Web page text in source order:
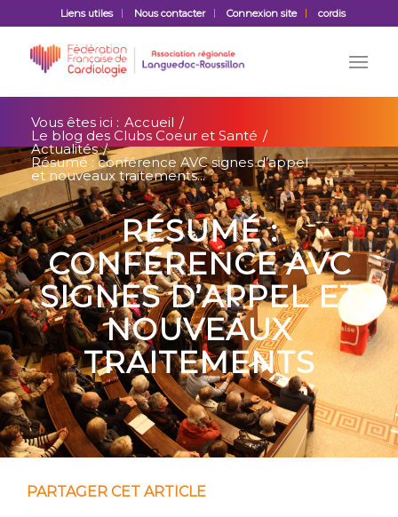
Liens utiles Nous contacter Connexion site cordis
Vous êtes ici : Accueil /
Le blog des Clubs Coeur et Santé /
Actualités /
Résumé : conférence AVC signes d’appel
et nouveaux traitements...
RÉSUMÉ :
CONFÉRENCE AVC
SIGNES D’APPEL ET
NOUVEAUX
TRAITEMENTS
PARTAGER CET ARTICLE